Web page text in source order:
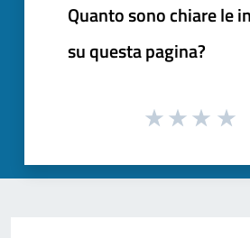
Quanto sono chiare le
su questa pagina?